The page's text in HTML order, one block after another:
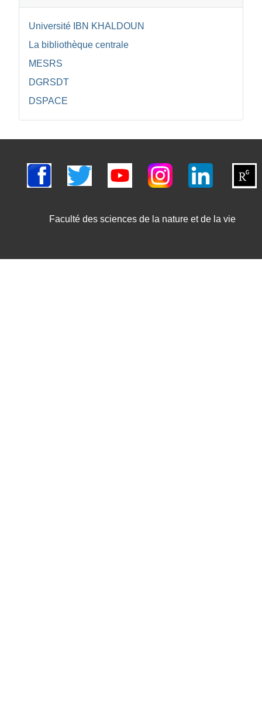
Université IBN KHALDOUN
La bibliothèque centrale
MESRS
DGRSDT
DSPACE
Faculté des sciences de la nature et de la vie